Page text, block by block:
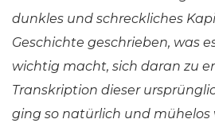
dunkles und schreckliches
Geschichte geschrieben, was
wichtig macht, sich daran zu
Transkription dieser
ging so natürlich und mühelos